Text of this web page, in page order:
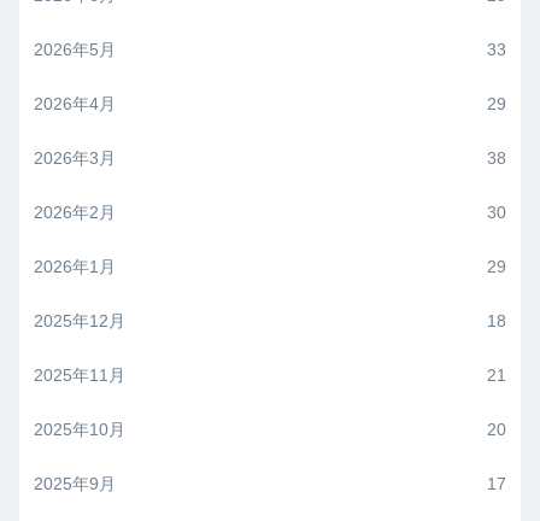
2026年5月 33
2026年4月 29
2026年3月 38
2026年2月 30
2026年1月 29
2025年12月 18
2025年11月 21
2025年10月 20
2025年9月 17